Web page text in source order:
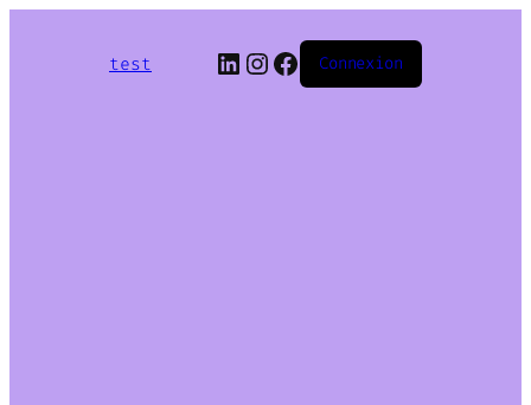
test LinkedIn
Instagram
Facebook
Connexion